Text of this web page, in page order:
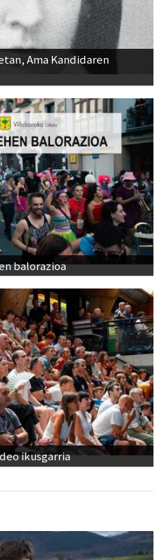
Ama Kandidaren
balorazioa
ikusgarria